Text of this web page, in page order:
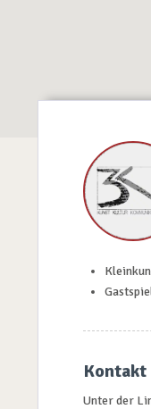
Kontakt
Unter der